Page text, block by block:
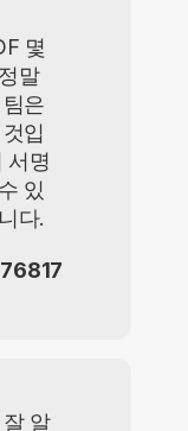
몇
말
은
입
서명
있
다.
알